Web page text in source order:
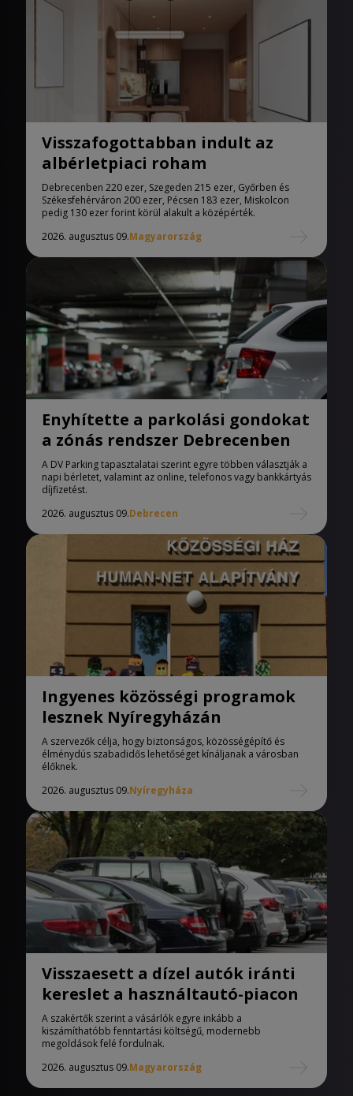
Visszafogottabban indult az
albérletpiaci roham
Debrecenben 220 ezer, Szegeden 215 ezer, Győrben és
Székesfehérváron 200 ezer, Pécsen 183 ezer, Miskolcon
pedig 130 ezer forint körül alakult a középérték.
2026. augusztus 09.Magyarország
Enyhítette a parkolási gondokat
a zónás rendszer Debrecenben
A DV Parking tapasztalatai szerint egyre többen választják a
napi bérletet, valamint az online, telefonos vagy bankkártyás
díjfizetést.
2026. augusztus 09.Debrecen
Ingyenes közösségi programok
lesznek Nyíregyházán
A szervezők célja, hogy biztonságos, közösségépítő és
élménydús szabadidős lehetőséget kínáljanak a városban
élőknek.
2026. augusztus 09.Nyíregyháza
Visszaesett a dízel autók iránti
kereslet a használtautó-piacon
A szakértők szerint a vásárlók egyre inkább a
kiszámíthatóbb fenntartási költségű, modernebb
megoldások felé fordulnak.
2026. augusztus 09.Magyarország